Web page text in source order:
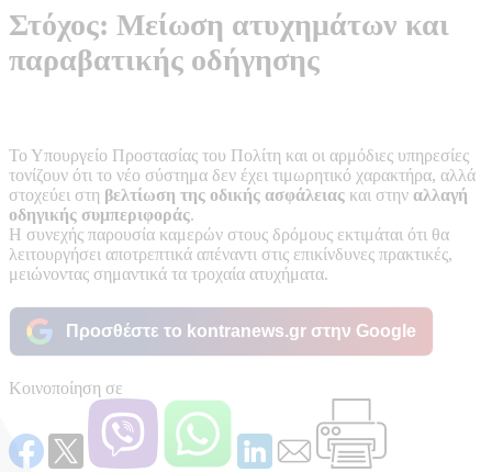
Στόχος: Μείωση ατυχημάτων και
παραβατικής οδήγησης
Το Υπουργείο Προστασίας του Πολίτη και οι αρμόδιες υπηρεσίες
τονίζουν ότι το νέο σύστημα δεν έχει τιμωρητικό χαρακτήρα, αλλά
στοχεύει στη βελτίωση της οδικής ασφάλειας και στην αλλαγή
οδηγικής συμπεριφοράς.
Η συνεχής παρουσία καμερών στους δρόμους εκτιμάται ότι θα
λειτουργήσει αποτρεπτικά απέναντι στις επικίνδυνες πρακτικές,
μειώνοντας σημαντικά τα τροχαία ατυχήματα.
Προσθέστε το kontranews.gr στην Google
Κοινοποίηση σε